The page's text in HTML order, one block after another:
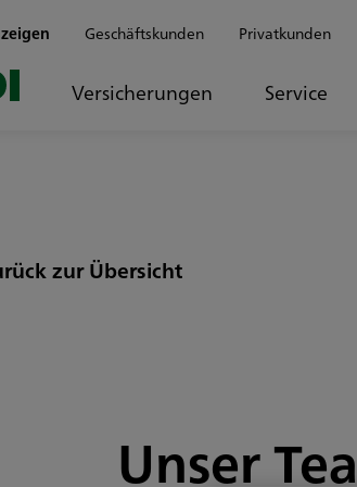
Geschäftskunden Privatkunden
Versicherungen Service
zur Übersicht
Unser